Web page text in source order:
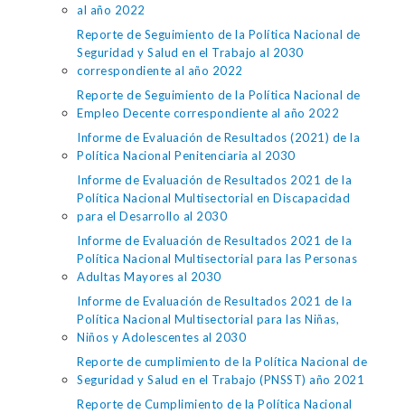
al año 2022
Reporte de Seguimiento de la Política Nacional de
Seguridad y Salud en el Trabajo al 2030
correspondiente al año 2022
Reporte de Seguimiento de la Política Nacional de
Empleo Decente correspondiente al año 2022
Informe de Evaluación de Resultados (2021) de la
Política Nacional Penitenciaria al 2030
Informe de Evaluación de Resultados 2021 de la
Política Nacional Multisectorial en Discapacidad
para el Desarrollo al 2030
Informe de Evaluación de Resultados 2021 de la
Política Nacional Multisectorial para las Personas
Adultas Mayores al 2030
Informe de Evaluación de Resultados 2021 de la
Política Nacional Multisectorial para las Niñas,
Niños y Adolescentes al 2030
Reporte de cumplimiento de la Política Nacional de
Seguridad y Salud en el Trabajo (PNSST) año 2021
Reporte de Cumplimiento de la Política Nacional